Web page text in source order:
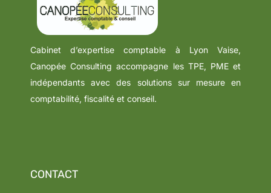
Cabinet d’expertise comptable à Lyon Vaise,
Canopée Consulting accompagne les TPE, PME et
indépendants avec des solutions sur mesure en
comptabilité, fiscalité et conseil.
CONTACT